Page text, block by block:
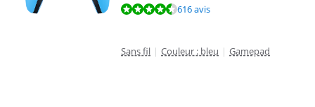
La note est de 9,4 sur 10, basée sur 616 avis.
616 avis
Sans fil | Couleur : bleu | Gamepad